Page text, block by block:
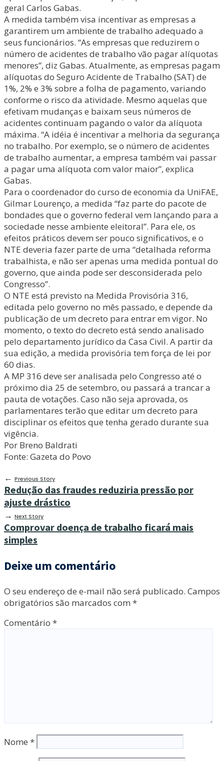
geral Carlos Gabas.
A medida também visa incentivar as empresas a
garantirem um ambiente de trabalho adequado a
seus funcionários. “As empresas que reduzirem o
número de acidentes de trabalho vão pagar alíquotas
menores”, diz Gabas. Atualmente, as empresas pagam
alíquotas do Seguro Acidente de Trabalho (SAT) de
1%, 2% e 3% sobre a folha de pagamento, variando
conforme o risco da atividade. Mesmo aquelas que
efetivam mudanças e baixam seus números de
acidentes continuam pagando o valor da alíquota
máxima. “A idéia é incentivar a melhoria da segurança
no trabalho. Por exemplo, se o número de acidentes
de trabalho aumentar, a empresa também vai passar
a pagar uma alíquota com valor maior”, explica
Gabas.
Para o coordenador do curso de economia da UniFAE,
Gilmar Lourenço, a medida “faz parte do pacote de
bondades que o governo federal vem lançando para a
sociedade nesse ambiente eleitoral”. Para ele, os
efeitos práticos devem ser pouco significativos, e o
NTE deveria fazer parte de uma “detalhada reforma
trabalhista, e não ser apenas uma medida pontual do
governo, que ainda pode ser desconsiderada pelo
Congresso”.
O NTE está previsto na Medida Provisória 316,
editada pelo governo no mês passado, e depende da
publicação de um decreto para entrar em vigor. No
momento, o texto do decreto está sendo analisado
pelo departamento jurídico da Casa Civil. A partir da
sua edição, a medida provisória tem força de lei por
60 dias.
A MP 316 deve ser analisada pelo Congresso até o
próximo dia 25 de setembro, ou passará a trancar a
pauta de votações. Caso não seja aprovada, os
parlamentares terão que editar um decreto para
disciplinar os efeitos que tenha gerado durante sua
vigência.
Por Breno Baldrati
Fonte: Gazeta do Povo
← Previous Story
Redução das fraudes reduziria pressão por
ajuste drástico
→ Next Story
Comprovar doença de trabalho ficará mais
simples
Deixe um comentário
O seu endereço de e-mail não será publicado. Campos
obrigatórios são marcados com *
Comentário *
Nome *